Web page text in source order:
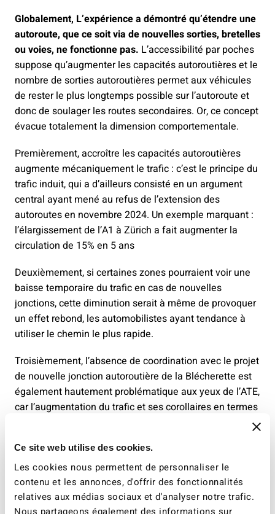
Ce site web utilise des cookies.
Les cookies nous permettent de personnaliser le
contenu et les annonces, d'offrir des fonctionnalités
relatives aux médias sociaux et d'analyser notre trafic.
Nous partageons également des informations sur
Globalement, L’expérience a démontré qu’étendre une
autoroute, que ce soit via de nouvelles sorties, bretelles
ou voies, ne fonctionne pas. L’accessibilité par poches
suppose qu’augmenter les capacités autoroutières et le
nombre de sorties autoroutières permet aux véhicules
de rester le plus longtemps possible sur l’autoroute et
donc de soulager les routes secondaires. Or, ce concept
évacue totalement la dimension comportementale.
Premièrement, accroître les capacités autoroutières
augmente mécaniquement le trafic : c’est le principe du
trafic induit, qui a d’ailleurs consisté en un argument
central ayant mené au refus de l’extension des
autoroutes en novembre 2024. Un exemple marquant :
l’élargissement de l’A1 à Zürich a fait augmenter la
circulation de 15% en 5 ans
Deuxièmement, si certaines zones pourraient voir une
baisse temporaire du trafic en cas de nouvelles
jonctions, cette diminution serait à même de provoquer
un effet rebond, les automobilistes ayant tendance à
utiliser le chemin le plus rapide.
Troisièmement, l’absence de coordination avec le projet
de nouvelle jonction autoroutière de la Blécherette est
également hautement problématique aux yeux de l’ATE,
car l’augmentation du trafic et ses corollaires en termes
« On fait croire aux gens que ce projet permettra de
soulager l’Ouest lausannois alors qu’il va contribuer à
dégrader encore la situation, pour des sommes
exubérantes, au détriment de la mobilité active et des